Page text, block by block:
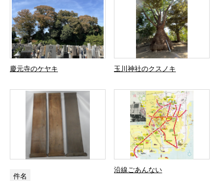
慶元寺のケヤキ 玉川神社のクスノキ
件名
沿線ごあんない